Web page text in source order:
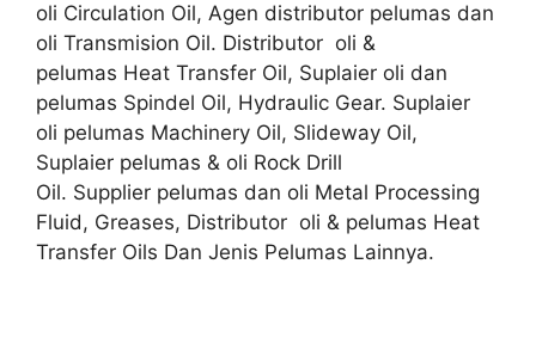
oli Circulation Oil, Agen distributor pelumas dan
oli Transmision Oil. Distributor oli &
pelumas Heat Transfer Oil, Suplaier oli dan
pelumas Spindel Oil, Hydraulic Gear. Suplaier
oli pelumas Machinery Oil, Slideway Oil,
Suplaier pelumas & oli Rock Drill
Oil. Supplier pelumas dan oli Metal Processing
Fluid, Greases, Distributor oli & pelumas Heat
Transfer Oils Dan Jenis Pelumas Lainnya.